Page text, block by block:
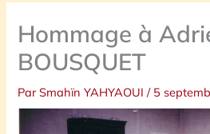
Hommage à
BOUSQUET
ParSmahïn YAHYAOUI/ 5